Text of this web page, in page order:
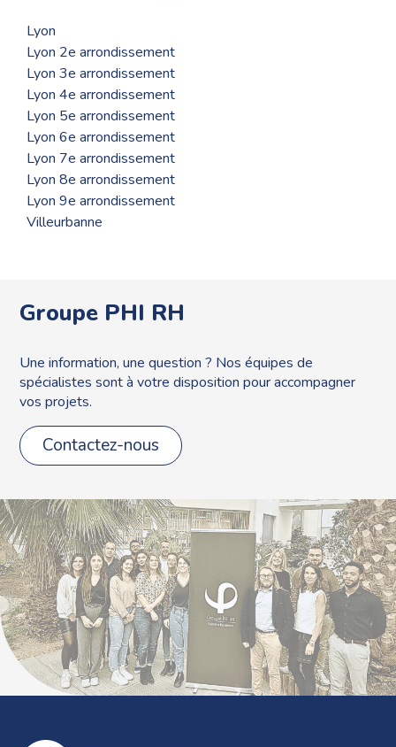
Lyon
Lyon 2e arrondissement
Lyon 3e arrondissement
Lyon 4e arrondissement
Lyon 5e arrondissement
Lyon 6e arrondissement
Lyon 7e arrondissement
Lyon 8e arrondissement
Lyon 9e arrondissement
Villeurbanne
Groupe PHI RH
Une information, une question ? Nos équipes de
spécialistes sont à votre disposition pour accompagner
vos projets.
Contactez-nous